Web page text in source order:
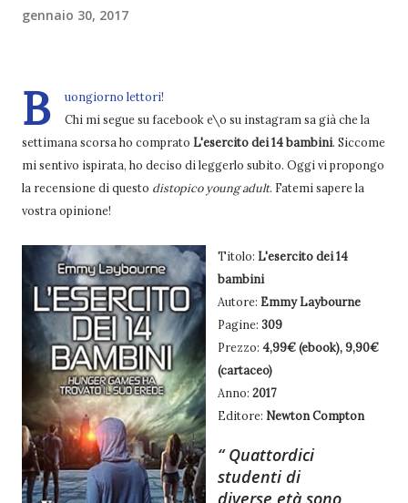
gennaio 30, 2017
B
uongiorno lettori!
Chi mi segue su facebook e\o su instagram sa già che la
settimana scorsa ho comprato L'esercito dei 14 bambini. Siccome
mi sentivo ispirata, ho deciso di leggerlo subito. Oggi vi propongo
la recensione di questo distopico young adult. Fatemi sapere la
vostra opinione!
Titolo: L'esercito dei 14
bambini
Autore: Emmy Laybourne
Pagine: 309
Prezzo: 4,99€ (ebook), 9,90€
(cartaceo)
Anno: 2017
Editore: Newton Compton
Quattordici
studenti di
diverse età sono